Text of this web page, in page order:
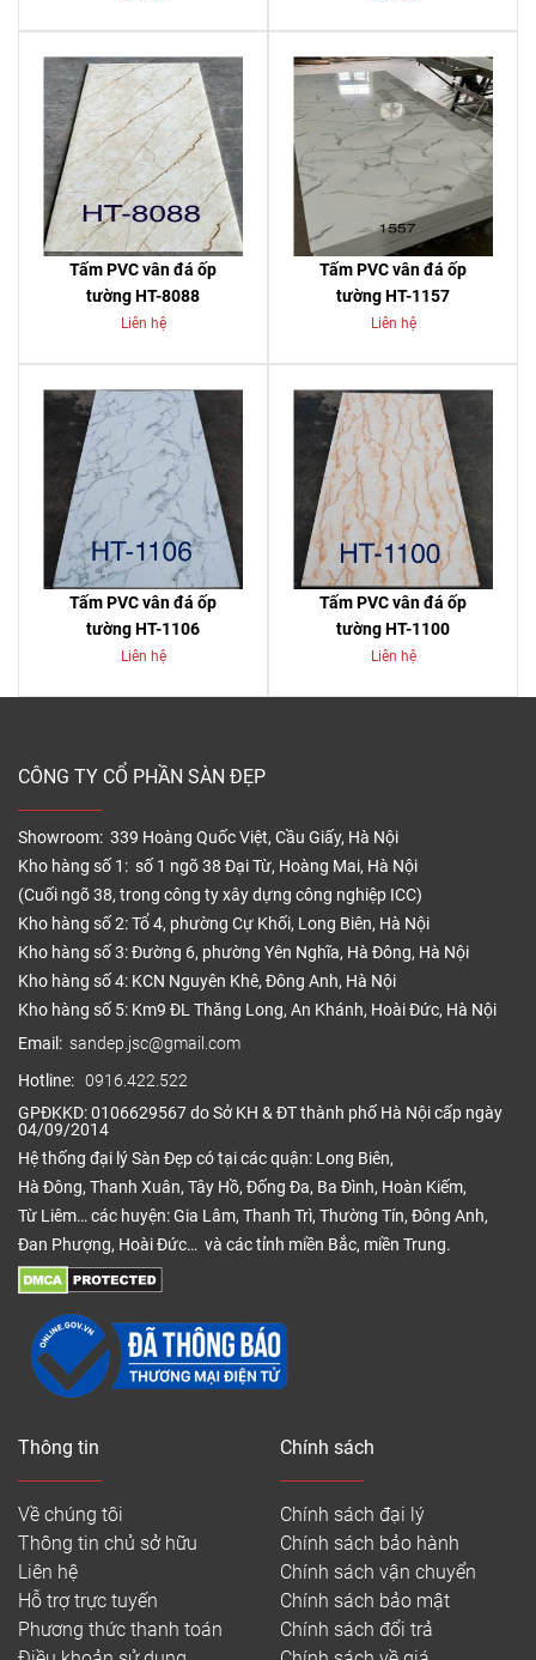
Tấm PVC vân đá ốp
tường HT-8088
Liên hệ
Tấm PVC vân đá ốp
tường HT-1157
Liên hệ
Tấm PVC vân đá ốp
tường HT-1106
Liên hệ
Tấm PVC vân đá ốp
tường HT-1100
Liên hệ
CÔNG TY CỔ PHẦN SÀN ĐẸP
Showroom: 339 Hoàng Quốc Việt, Cầu Giấy, Hà Nội
Kho hàng số 1: số 1 ngõ 38 Đại Từ, Hoàng Mai, Hà Nội
(Cuối ngõ 38, trong công ty xây dựng công nghiệp ICC)
Kho hàng số 2: Tổ 4, phường Cự Khối, Long Biên, Hà Nội
Kho hàng số 3: Đường 6, phường Yên Nghĩa, Hà Đông, Hà Nội
Kho hàng số 4: KCN Nguyên Khê, Đông Anh, Hà Nội
Kho hàng số 5: Km9 ĐL Thăng Long, An Khánh, Hoài Đức, Hà Nội
Email: sandep.jsc@gmail.com
Hotline: 0916.422.522
GPĐKKD: 0106629567 do Sở KH & ĐT thành phố Hà Nội cấp ngày
04/09/2014
Hệ thống đại lý Sàn Đẹp có tại các quận: Long Biên,
Hà Đông, Thanh Xuân, Tây Hồ, Đống Đa, Ba Đình, Hoàn Kiếm,
Từ Liêm… các huyện: Gia Lâm, Thanh Trì, Thường Tín, Đông Anh,
Đan Phượng, Hoài Đức… và các tỉnh miền Bắc, miền Trung.
Thông tin
Về chúng tôi
Thông tin chủ sở hữu
Liên hệ
Hỗ trợ trực tuyến
Phương thức thanh toán
Chính sách
Chính sách đại lý
Chính sách bảo hành
Chính sách vận chuyển
Chính sách bảo mật
Chính sách đổi trả